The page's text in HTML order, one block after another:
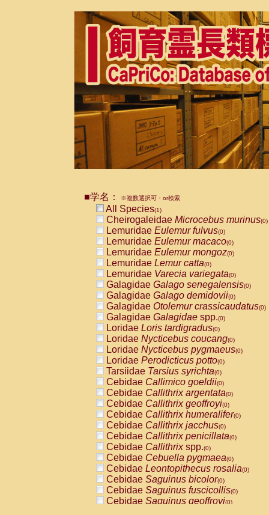
■学名： ※複数選択可・or検索
All Species(1)
Cheirogaleidae Microcebus murinus(0)
Lemuridae Eulemur fulvus(0)
Lemuridae Eulemur macaco(0)
Lemuridae Eulemur mongoz(0)
Lemuridae Lemur catta(0)
Lemuridae Varecia variegata(0)
Galagidae Galago senegalensis(0)
Galagidae Galago demidovii(0)
Galagidae Otolemur crassicaudatus(0)
Galagidae Galagidae spp.(0)
Loridae Loris tardigradus(0)
Loridae Nycticebus coucang(0)
Loridae Nycticebus pygmaeus(0)
Loridae Perodicticus potto(0)
Tarsiidae Tarsius syrichta(0)
Cebidae Callimico goeldii(0)
Cebidae Callithrix argentata(0)
Cebidae Callithrix geoffroyi(0)
Cebidae Callithrix humeralifer(0)
Cebidae Callithrix jacchus(0)
Cebidae Callithrix penicillata(0)
Cebidae Callithrixspp.(0)
Cebidae Cebuella pygmaea(0)
Cebidae Leontopithecus rosalia(0)
Cebidae Saguinus bicolor(0)
Cebidae Saguinus fuscicollis(0)
Cebidae Saguinus geoffroyi(0)